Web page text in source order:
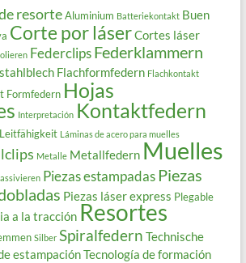
resorte Aluminium Batteriekontakt Buen
Corte por láserCortes láser
Federclips Federklammern
Flachformfedern Flachkontakt
Formfedern Hojas
Interpretación Kontaktfedern
Leitfähigkeit Láminas de acero para muelles
Metalle Metallfedern Muelles
Piezas estampadas Piezas
Piezas láser express Plegable
a la tracción Resortes
Silber Spiralfedern Technische
estampaciónTecnología de formación